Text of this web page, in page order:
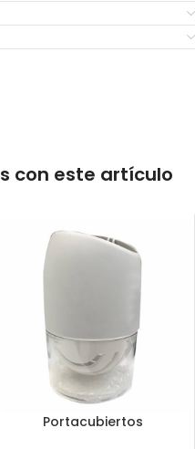
con este artículo
Portacubiertos